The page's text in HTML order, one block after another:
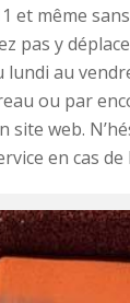
et même
pas y
au
ou par
site web.
en cas de